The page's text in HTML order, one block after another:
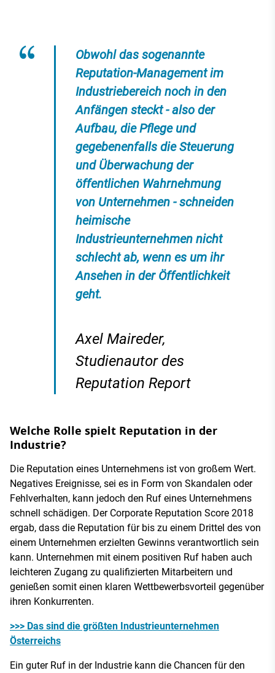
Obwohl das sogenannte
Reputation-Management im
Industriebereich noch in den
Anfängen steckt - also der
Aufbau, die Pflege und
gegebenenfalls die Steuerung
und Überwachung der
öffentlichen Wahrnehmung
von Unternehmen - schneiden
heimische
Industrieunternehmen nicht
schlecht ab, wenn es um ihr
Ansehen in der Öffentlichkeit
geht.
Axel Maireder,
Studienautor des
Reputation Report
Welche Rolle spielt Reputation in der
Industrie?
Die Reputation eines Unternehmens ist von großem Wert.
Negatives Ereignisse, sei es in Form von Skandalen oder
Fehlverhalten, kann jedoch den Ruf eines Unternehmens
schnell schädigen. Der Corporate Reputation Score 2018
ergab, dass die Reputation für bis zu einem Drittel des von
einem Unternehmen erzielten Gewinns verantwortlich sein
kann. Unternehmen mit einem positiven Ruf haben auch
leichteren Zugang zu qualifizierten Mitarbeitern und
genießen somit einen klaren Wettbewerbsvorteil gegenüber
ihren Konkurrenten.
>>> Das sind die größten Industrieunternehmen
Österreichs
Ein guter Ruf in der Industrie kann die Chancen für den